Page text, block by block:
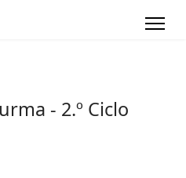
- 2.º Ciclo